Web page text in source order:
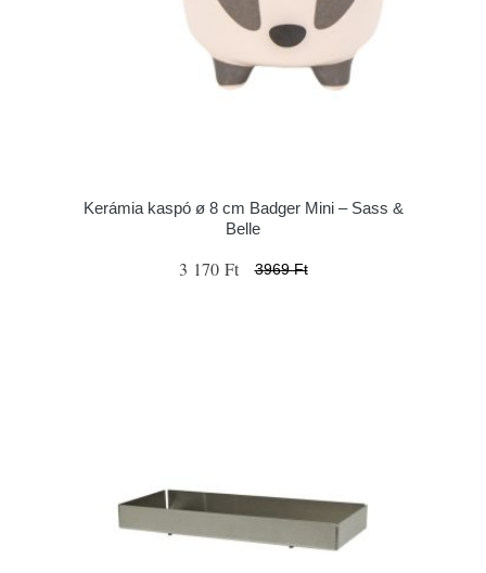
Kerámia kaspó ø 8 cm Badger Mini – Sass &
Belle
3 170 Ft 3969 Ft